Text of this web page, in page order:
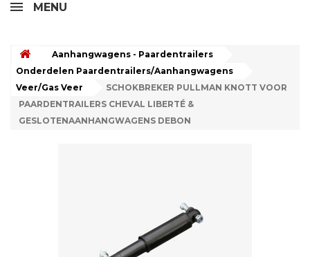
MENU
Aanhangwagens - Paardentrailers
Onderdelen Paardentrailers/Aanhangwagens
Veer/Gas Veer
SCHOKBREKER PULLMAN KNOTT VOOR
PAARDENTRAILERS CHEVAL LIBERTÉ &
GESLOTENAANHANGWAGENS DEBON